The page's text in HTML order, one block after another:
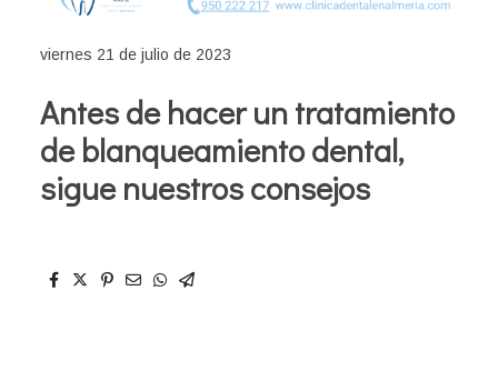
viernes 21 de julio de 2023
Antes de hacer un tratamiento
de blanqueamiento dental,
sigue nuestros consejos